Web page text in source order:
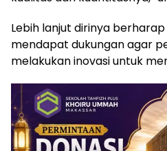
Lebih lanjut dirinya
mendapat dukungan agar
melakukan inovasi untuk